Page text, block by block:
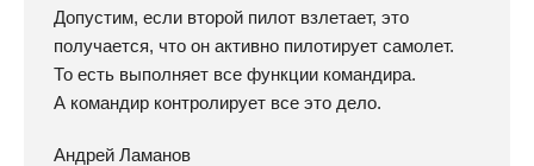
Допустим, если второй пилот взлетает, это
получается, что он активно пилотирует самолет.
То есть выполняет все функции командира.
А командир контролирует все это дело.
Андрей Ламанов